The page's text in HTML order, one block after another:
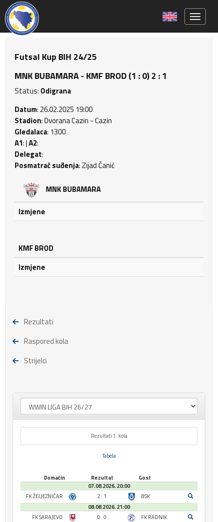
Futsal Kup BIH 24/25
MNK BUBAMARA - KMF BROD (1 : 0) 2 : 1
Status: Odigrana
Datum: 26.02.2025 19:00
Stadion: Dvorana Cazin - Cazin
Gledalaca: 1300
A1: |A2:
Delegat:
Posmatrač suđenja: Zijad Čanić
MNK BUBAMARA
Izmjene
KMF BROD
Izmjene
Rezultati
Raspored kola
Strijelci
Rezultati 1. kola
Tabela
Domaćin Rezultat
Gost
07.08.2026. 20:00
FK ŽELJEZNIČAR
2 : 1
BSK
08.08.2026. 21:00
FK SARAJEVO
0 : 0
FK RADNIK